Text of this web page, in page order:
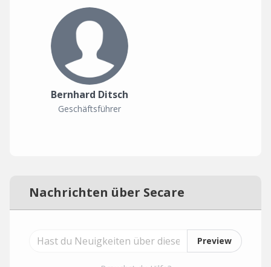
Bernhard Ditsch
Geschäftsführer
Nachrichten über Secare
Preview